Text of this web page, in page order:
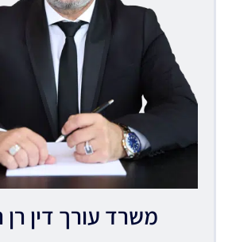
משרד עורך דין רן